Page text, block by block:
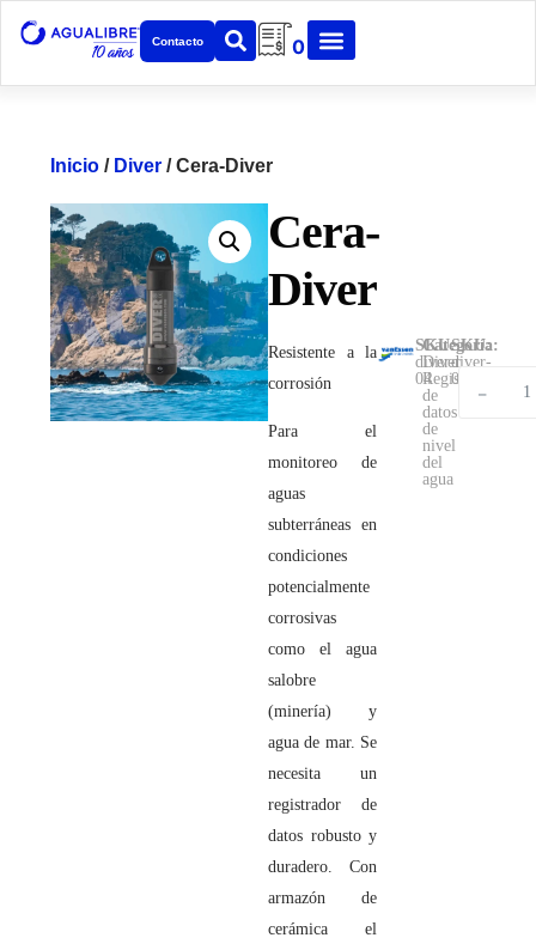
Contacto 0
Inicio/ Diver/ Cera-Diver
Cera-
Diver
Resistente a la
corrosión
Para el
monitoreo de
aguas
subterráneas en
condiciones
potencialmente
corrosivas
como el agua
salobre
(minería) y
agua de mar. Se
necesita un
registrador de
datos robusto y
duradero. Con
armazón de
cerámica el
SKU:
diver-
04
Categoría:
Diver,
Registradores
de
datos
de
nivel
del
agua
SKU:
diver-
04
-